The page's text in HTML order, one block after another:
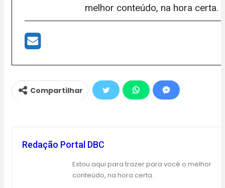
melhor conteúdo, na hora certa.
Compartilhar
Redação Portal DBC
Estou aqui para trazer para você o melhor
conteúdo, na hora certa.